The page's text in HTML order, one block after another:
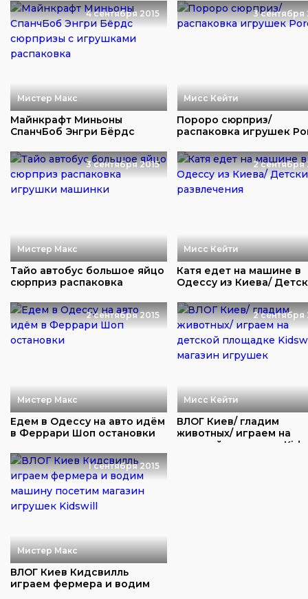
4 сентября 2015
Мистер Макс
Майнкрафт Миньоны
СпанчБоб Энгри Бёрдс
3 сентября
Мисс Кейти
Пороро сюрприз/
распаковка игрушек
3 сентября 2015
Мистер Макс
Тайо автобус большое яйцо
сюрприз распаковка
2 сентября
Мисс Кейти
Катя едет на машине в
Одессу из Киева/
2 сентября 2015
Мистер Макс
Едем в Одессу на авто идём
в Феррари Шоп остановки
2 сентября
Мисс Кейти
ВЛОГ Киев/ гладим
животных/ играем на
детской площадке
1 сентября 2015
Мистер Макс
ВЛОГ Киев Кидсвилль
играем фермера и водим